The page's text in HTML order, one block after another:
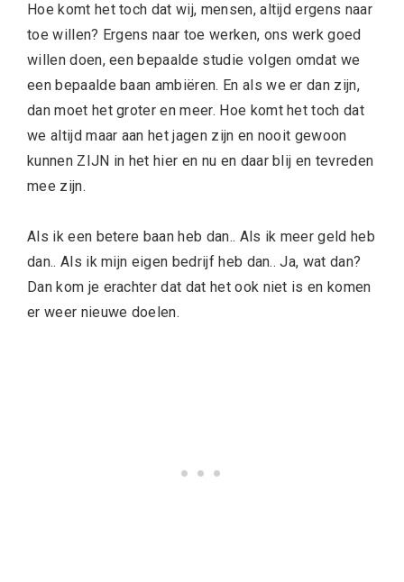
Hoe komt het toch dat wij, mensen, altijd ergens naar
toe willen? Ergens naar toe werken, ons werk goed
willen doen, een bepaalde studie volgen omdat we
een bepaalde baan ambiëren. En als we er dan zijn,
dan moet het groter en meer. Hoe komt het toch dat
we altijd maar aan het jagen zijn en nooit gewoon
kunnen ZIJN in het hier en nu en daar blij en tevreden
mee zijn.
Als ik een betere baan heb dan.. Als ik meer geld heb
dan.. Als ik mijn eigen bedrijf heb dan.. Ja, wat dan?
Dan kom je erachter dat dat het ook niet is en komen
er weer nieuwe doelen.